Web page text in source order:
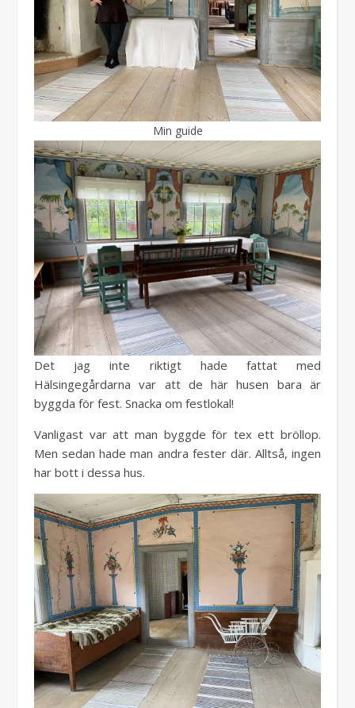
Min guide
Det jag inte riktigt hade fattat med
Hälsingegårdarna var att de här husen bara är
byggda för fest. Snacka om festlokal!
Vanligast var att man byggde för tex ett bröllop.
Men sedan hade man andra fester där. Alltså, ingen
har bott i dessa hus.